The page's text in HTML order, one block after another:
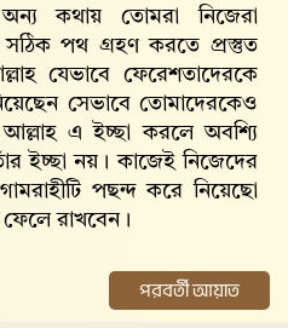
কথায় তোমরা নিজেরা
সঠিক পথ গ্রহণ করতে প্রস্তুত
যেভাবে ফেরেশতাদেরকে
সেভাবে তোমাদেরকেও
আল্লাহ‌ এ ইচ্ছা করলে অবশ্যি
ইচ্ছা নয়। কাজেই নিজেদের
পছন্দ করে নিয়েছো
রাখবেন।
পরবর্তী আয়াত